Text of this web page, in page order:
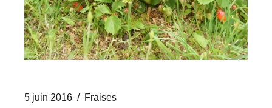
5 juin 2016 Fraises